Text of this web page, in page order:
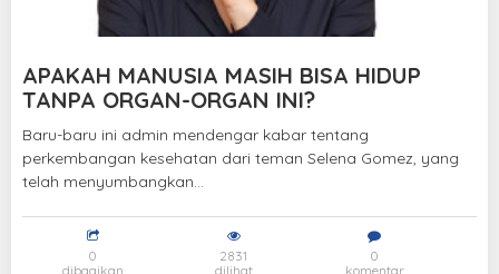
APAKAH MANUSIA MASIH BISA HIDUP
TANPA ORGAN-ORGAN INI?
Baru-baru ini admin mendengar kabar tentang
perkembangan kesehatan dari teman Selena Gomez, yang
telah menyumbangkan...
0
dibagikan
2831
dilihat
0
komentar